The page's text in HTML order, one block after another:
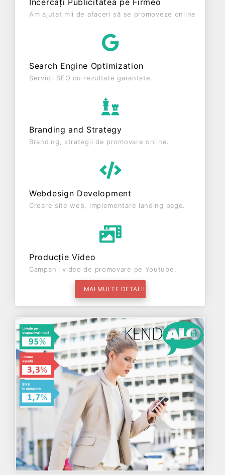
cifră de afaceri de 0 RON, gestionând operațiunile
cu un număr mediu de 0 de salariați pe ultimul an
activa din punct de vedere fiscal si are status:
FUNCTIUNE. Societatea nu este plătitoare de TVA.
Încercați Publicitatea pe Firmeo
Am ajutat mii de afaceri să se promoveze online
Search Engine Optimization
Servicii SEO cu rezultate garantate.
Branding and Strategy
Branding, strategii de promovare online.
Webdesign Development
Creare site web, implementare landing page.
Producție Video
Campanii video de promovare pe Youtube.
MAI MULTE DETALII